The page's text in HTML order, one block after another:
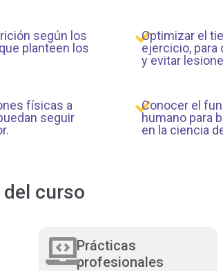
según los
planteen los
Optimizar el
ejercicio, para
y evitar
físicas a
seguir
Conocer el
humano para
en la ciencia
curso
Prácticas
profesionales